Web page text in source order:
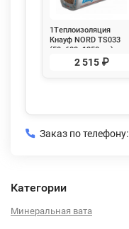
1Теплоизоляция
Кнауф NORD TS033
(50х600х1250мм)
12шт. 9м2 (0,45м3)
2 515 ₽
Заказ по телефону:
Категории
Минеральная вата